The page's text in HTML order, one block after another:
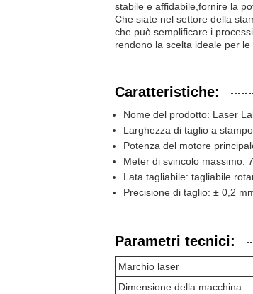
stabile e affidabile,fornire la
Che siate nel settore della
che può semplificare i
rendono la scelta ideale per
Caratteristiche:
Nome del prodotto: Laser
Larghezza di taglio a
Potenza del motore
Meter di svincolo massimo:
Lata tagliabile: tagliabile
Precisione di taglio: ± 0,2
Parametri tecnici:
Marchio laser
Dimensione della macchina